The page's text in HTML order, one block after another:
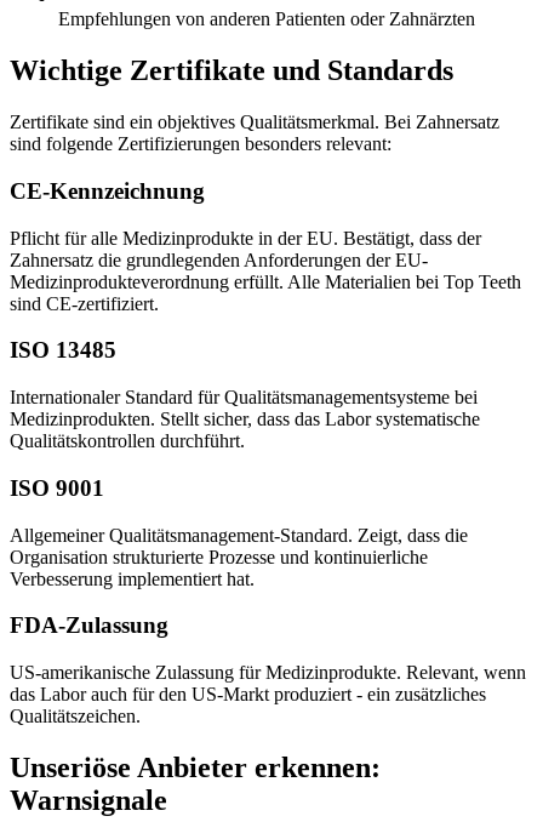
Empfehlungen von anderen Patienten oder Zahnärzten
Wichtige Zertifikate und Standards
Zertifikate sind ein objektives Qualitätsmerkmal. Bei Zahnersatz
sind folgende Zertifizierungen besonders relevant:
CE-Kennzeichnung
Pflicht für alle Medizinprodukte in der EU. Bestätigt, dass der
Zahnersatz die grundlegenden Anforderungen der EU-
Medizinprodukteverordnung erfüllt. Alle Materialien bei Top Teeth
sind CE-zertifiziert.
ISO 13485
Internationaler Standard für Qualitätsmanagementsysteme bei
Medizinprodukten. Stellt sicher, dass das Labor systematische
Qualitätskontrollen durchführt.
ISO 9001
Allgemeiner Qualitätsmanagement-Standard. Zeigt, dass die
Organisation strukturierte Prozesse und kontinuierliche
Verbesserung implementiert hat.
FDA-Zulassung
US-amerikanische Zulassung für Medizinprodukte. Relevant, wenn
das Labor auch für den US-Markt produziert - ein zusätzliches
Qualitätszeichen.
Unseriöse Anbieter erkennen:
Warnsignale